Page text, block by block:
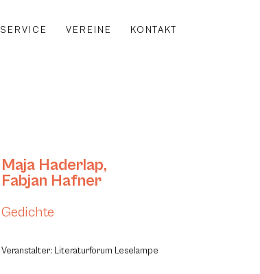
SERVICE VEREINE KONTAKT
Maja Haderlap,
Fabjan Hafner
Gedichte
Veranstalter: Literaturforum Leselampe